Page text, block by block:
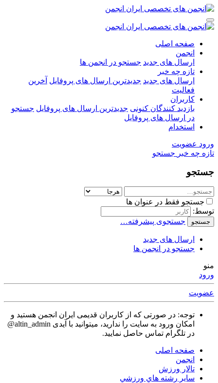
صفحه اصلی
انجمن
ارسال های جدید جستجو در انجمن ها
تازه چه خبر
ارسال های جدید جدیدترین ارسال های پروفایل آخرین
فعالیت
کاربران
بازدید کنندگان کنونی جدیدترین ارسال های پروفایل جستجو
در ارسال های پروفایل
استخدام
ورود عضویت
تازه چه خبر جستجو
جستجو
جستجو فقط در عنوان ها
توسط:
جستجو جستجوی پیشرفته…
ارسال های جدید
جستجو در انجمن ها
منو
ورود
عضویت
توجه: در صورتی که از کاربران قدیمی ایران انجمن هستید و
امکان ورود به سایت را ندارید، میتوانید با آیدی altin_admin@
در تلگرام تماس حاصل نمایید.
صفحه اصلی
انجمن
تالار ورزش
ساير رشته هاي ورزشي